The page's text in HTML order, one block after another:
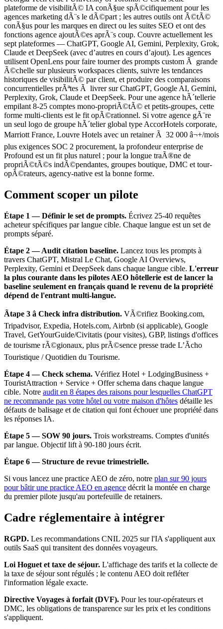
plateforme de visibilitÃ© IA conÃ§ue spÃ©cifiquement pour les
agences marketing dÃ¨s le dÃ©part ; les autres outils ont Ã©tÃ©
conÃ§us pour les marques en direct ou les suites SEO et ont des
fonctions agence ajoutÃ©es aprÃ¨s coup. Couvre actuellement les
sept plateformes — ChatGPT, Google AI, Gemini, Perplexity, Grok,
Claude et DeepSeek (avec d’autres en cours d’ajout). Les agences
utilisent OpenLens pour faire tourner des prompts custom Ã grande
Ã©chelle sur plusieurs workspaces clients, suivre les tendances
historiques de visibilitÃ© par client, et produire des comparaisons
concurrentielles prÃªtes Ã livrer sur ChatGPT, Google AI, Gemini,
Perplexity, Grok, Claude et DeepSeek. Pour une agence hÃ´tellerie
empilant 8-25 comptes mono-propriÃ©tÃ© et petits-groupes, cette
forme multi-clients est le fit opÃ©rationnel. Si votre agence gÃ¨re
un seul logo de groupe hÃ´telier global type AccorHotels corporate,
Marriott France, Louvre Hotels avec un retainer Ã 32 000 â¬+/mois
plus exigences SOC 2 procurement, la profondeur enterprise de
Profound est un fit plus naturel ; pour la longue traÃ®ne de
propriÃ©tÃ©s indÃ©pendantes, groupes boutique, DMC et tour-
opÃ©rateurs, agency-native est la bonne forme.
Comment scoper un pilote
Étape 1 — Définir le set de prompts. Écrivez 25-40 requêtes
acheteur spécifiques par langue cible. Chaque langue est un set de
prompts séparé.
Étape 2 — Audit citation baseline. Lancez tous les prompts à
travers ChatGPT, Mistral Le Chat, Google AI Overviews,
Perplexity, Gemini et DeepSeek dans chaque langue cible. L'erreur
la plus courante dans les pilotes AEO hôtellerie est de lancer la
baseline seulement en français quand le revenu de la propriété
dépend de l'entrant multi-langue.
Ãtape 3 â Check infra distribution. VÃ©rifiez Booking.com,
Tripadvisor, Expedia, Hotels.com, Airbnb (si applicable), Google
Travel, GetYourGuide/Civitatis (pour visites), GBP, listings d'offices
de tourisme rÃ©gionaux, plus prÃ©sence presse trade L’Ãcho
Touristique / Quotidien du Tourisme.
Étape 4 — Check schema. Vérifiez Hotel + LodgingBusiness +
TouristAttraction + Service + Offer schema dans chaque langue
cible. Notre audit en 8 étapes des raisons pour lesquelles ChatGPT
ne recommande pas votre hôtel ou votre maison d'hôtes détaille les
défauts de balisage et de citation qui font échouer une propriété dans
les réponses IA.
Étape 5 — SOW 90 jours. Trois workstreams. Comptes d'unités
par langue. Objectif lift à 90-180 jours écrit.
Étape 6 — Structure de revue trimestrielle.
Si vous lancez une practice AEO de zéro, notre plan sur 90 jours
pour bâtir une practice AEO en agence décrit la montée en charge
du premier pilote jusqu'au portefeuille de retainers.
Cadre réglementaire à intégrer
RGPD. Les recommandations CNIL 2025 sur l'IA s'appliquent aux
outils SaaS qui transitent des données voyageurs.
Loi Hoguet et taxe de séjour. L'affichage des tarifs et la collecte de
la taxe de séjour sont régulés ; le contenu AEO doit refléter
l'information légale exacte.
Directive Voyages à forfait (DVF). Pour les tour-opérateurs et
DMC, les obligations de transparence sur les prix et les conditions
s'appliquent.